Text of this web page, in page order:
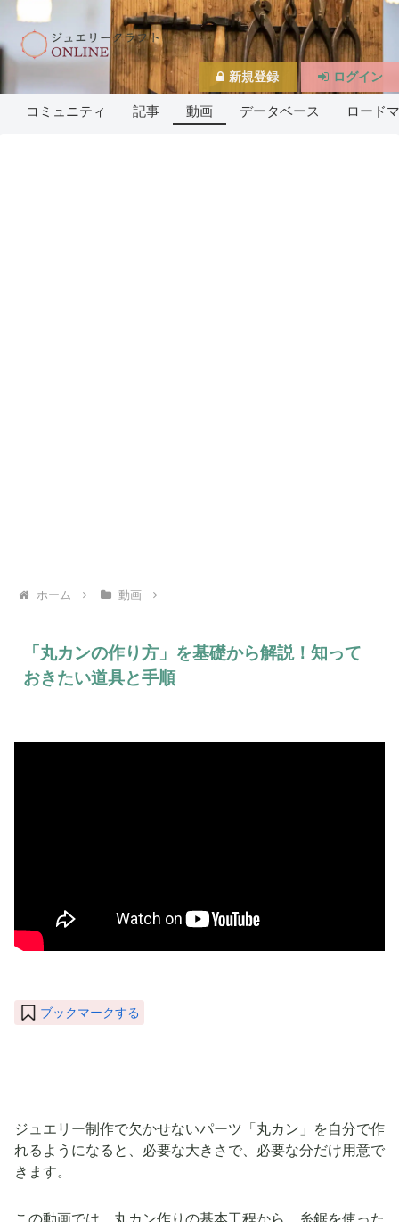
コミュニティ 記事 動画 データベース ロード
ホーム 動画
「丸カンの作り方」を基礎から解説！知って
おきたい道具と手順
ブックマークする
ジュエリー制作で欠かせないパーツ「丸カン」を自分で作
れるようになると、必要な大きさで、必要な分だけ用意で
きます。
この動画では、丸カン作りの基本工程から、糸鋸を使った
新規登録 ログイン